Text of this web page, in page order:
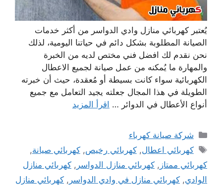
يُعتبر كهربائي منازل وادي الدواسر من أكثر خدمات
الصيانة المطلوبة بشكل دائم في حياتنا اليومية، لذلك
نحن نقدم لك افضل فني مختص لديه من الخبرة
والمهارة ما يُمكنه من عمل صيانة لجميع الاعطال
الكهربائية سواء كانت بسيطة أو مُعقدة، حيث أن خبرته
الطويلة في هذا المجال جعلته يجيد التعامل مع جميع
أنواع الأعطال في الدوائر … اقرأ المزيد
التصنيفات
شركة صيانة كهرباء
الوسوم
كهربائي اعطال,كهربائي رخيص,كهربائي صيانة,
كهربائي ممتاز , كهربائي منازل الدواسر , كهربائي منازل
الوادي, كهربائي منازل في وادي الدواسر , كهربائي منازل